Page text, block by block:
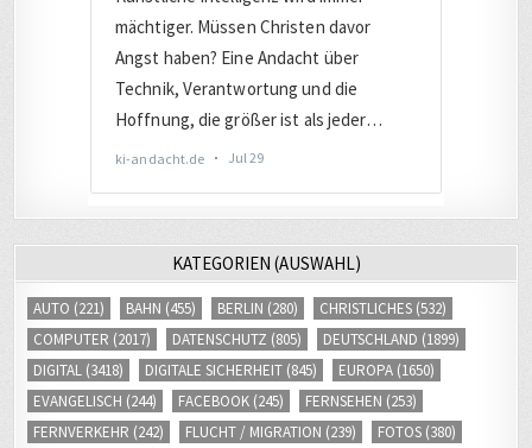
KATEGORIEN (AUSWAHL)
AUTO (221) BAHN (455) BERLIN (280) CHRISTLICHES (532)
COMPUTER (2017) DATENSCHUTZ (805) DEUTSCHLAND (1899)
DIGITAL (3418) DIGITALE SICHERHEIT (845) EUROPA (1650)
EVANGELISCH (244) FACEBOOK (245) FERNSEHEN (253)
FERNVERKEHR (242) FLUCHT / MIGRATION (239) FOTOS (380)